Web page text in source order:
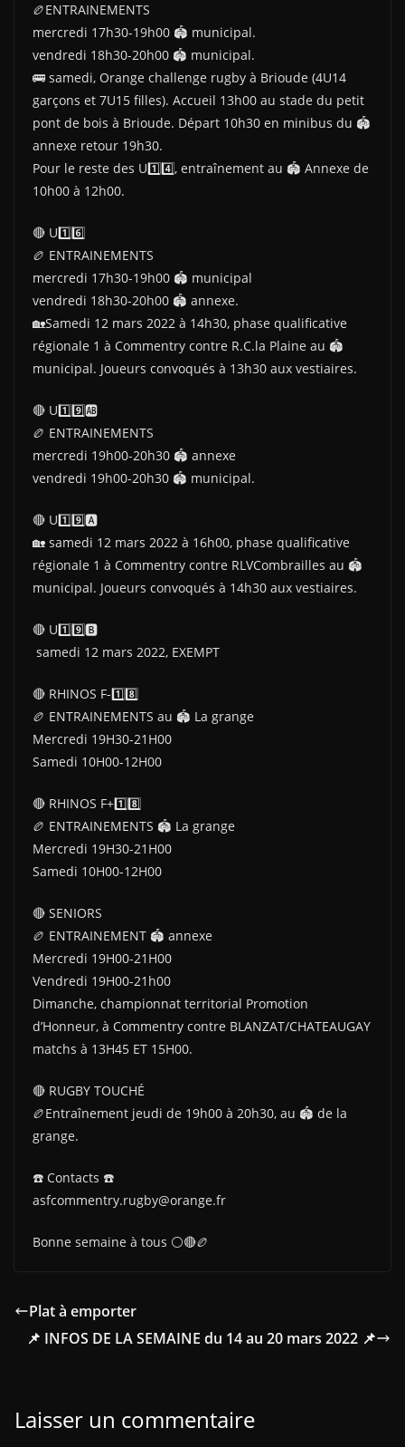
🏉ENTRAINEMENTS
mercredi 17h30-19h00 🏟 municipal.
vendredi 18h30-20h00 🏟 municipal.
🚌 samedi, Orange challenge rugby à Brioude (4U14
garçons et 7U15 filles). Accueil 13h00 au stade du petit
pont de bois à Brioude. Départ 10h30 en minibus du 🏟
annexe retour 19h30.
Pour le reste des U1️⃣4️⃣, entraînement au 🏟 Annexe de
10h00 à 12h00.
🔴 U1️⃣6️⃣
🏉 ENTRAINEMENTS
mercredi 17h30-19h00 🏟 municipal
vendredi 18h30-20h00 🏟 annexe.
🏡Samedi 12 mars 2022 à 14h30, phase qualificative
régionale 1 à Commentry contre R.C.la Plaine au 🏟
municipal. Joueurs convoqués à 13h30 aux vestiaires.
🔴 U1️⃣9️⃣🆎
🏉 ENTRAINEMENTS
mercredi 19h00-20h30 🏟 annexe
vendredi 19h00-20h30 🏟 municipal.
🔴 U1️⃣9️⃣🅰
🏡 samedi 12 mars 2022 à 16h00, phase qualificative
régionale 1 à Commentry contre RLVCombrailles au 🏟
municipal. Joueurs convoqués à 14h30 aux vestiaires.
🔴 U1️⃣9️⃣🅱
samedi 12 mars 2022, EXEMPT
🔴 RHINOS F-1️⃣8️⃣
🏉 ENTRAINEMENTS au 🏟 La grange
Mercredi 19H30-21H00
Samedi 10H00-12H00
🔴 RHINOS F+1️⃣8️⃣
🏉 ENTRAINEMENTS 🏟 La grange
Mercredi 19H30-21H00
Samedi 10H00-12H00
🔴 SENIORS
🏉 ENTRAINEMENT 🏟 annexe
Mercredi 19H00-21H00
Vendredi 19H00-21h00
Dimanche, championnat territorial Promotion
d’Honneur, à Commentry contre BLANZAT/CHATEAUGAY
matchs à 13H45 ET 15H00.
🔴 RUGBY TOUCHÉ
🏉Entraînement jeudi de 19h00 à 20h30, au 🏟 de la
grange.
☎️ Contacts ☎️
asfcommentry.rugby@orange.fr
Bonne semaine à tous ⚪🔴🏉
Plat à emporter
📌 INFOS DE LA SEMAINE du 14 au 20 mars 2022 📌
Laisser un commentaire